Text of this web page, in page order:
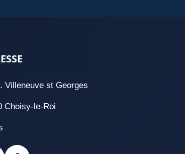
Villeneuve st Georges
Choisy-le-Roi